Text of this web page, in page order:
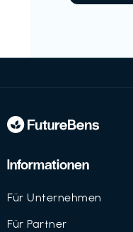
Informationen
Für Unternehmen
Für Partner